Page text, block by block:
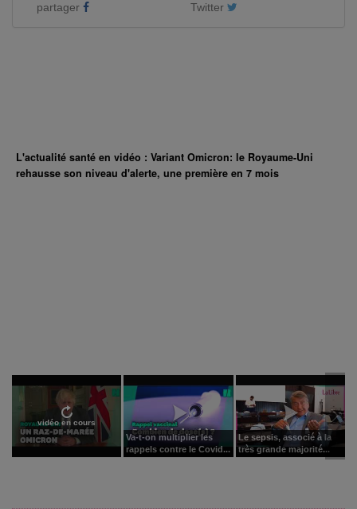
partager
Twitter
L'actualité santé en vidéo : Variant Omicron: le Royaume-Uni
rehausse son niveau d'alerte, une première en 7 mois
vidéo en cours
Va-t-on multiplier les
rappels contre le Covid...
Le sepsis, associé à la
très grande majorité...